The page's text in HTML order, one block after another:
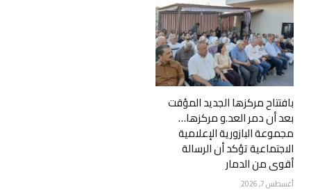
بافتتاح مركزها الجديد المؤقت
بعد أن دمر العد.و مركزها…
مجموعة البازورية الإعلامية
الاجتماعية تؤكد أن الرسالة
أقوى من الدمار
أغسطس 7, 2026